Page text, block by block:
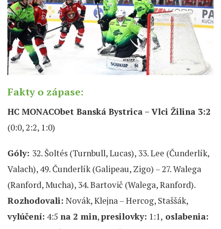
Fakty o zápase:
HC MONACObet Banská Bystrica – Vlci Žilina 3:2
(0:0, 2:2, 1:0)
Góly: 32. Šoltés (Turnbull, Lucas), 33. Lee (Čunderlík,
Valach), 49. Čunderlík (Galipeau, Zigo) – 27. Walega
(Ranford, Mucha), 34. Bartovič (Walega, Ranford).
Rozhodovali: Novák, Klejna – Hercog, Staššák,
vylúčení: 4:5 na 2 min,presilovky: 1:1, oslabenia: